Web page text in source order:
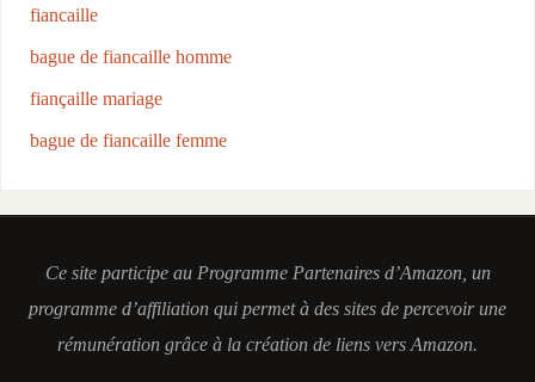
fiancaille
bague de fiancaille homme
fiançaille mariage
bague de fiancaille femme
Ce site participe au Programme Partenaires d’Amazon, un
programme d’affiliation qui permet à des sites de percevoir une
rémunération grâce à la création de liens vers Amazon.